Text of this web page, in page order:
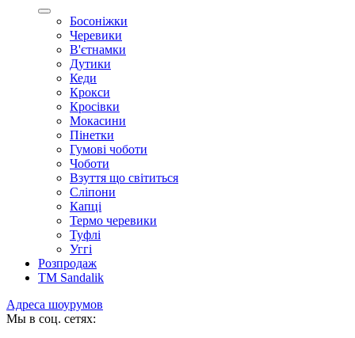
Босоніжки
Черевики
В'єтнамки
Дутики
Кеди
Крокси
Кросівки
Мокасини
Пінетки
Гумові чоботи
Чоботи
Взуття що світиться
Сліпони
Капці
Термо черевики
Туфлі
Уггі
Розпродаж
TM Sandalik
Адреса шоурумов
Мы в соц. сетях: